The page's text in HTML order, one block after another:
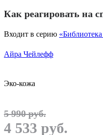
Как реагировать на
Входит в серию
Айра Чейлефф
Эко-кожа
5 990 руб.
4 533 руб.